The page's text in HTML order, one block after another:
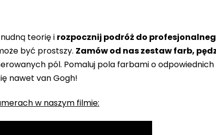
teorię i rozpocznij podróż do
być prostszy. Zamów od nas zestaw farb,
pól. Pomaluj pola farbami o
nawet van Gogh!
w naszym filmie: